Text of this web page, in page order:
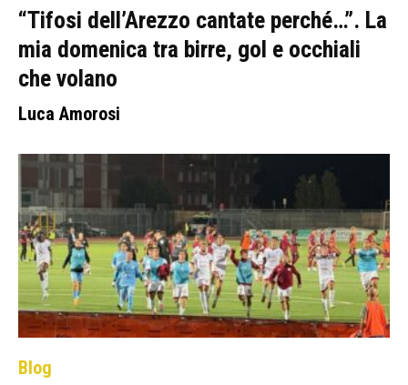
“Tifosi dell’Arezzo cantate perché…”. La
mia domenica tra birre, gol e occhiali
che volano
Luca Amorosi
Blog